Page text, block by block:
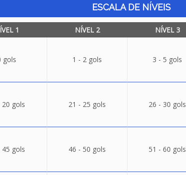
ESCALA DE NÍVEIS
1 NÍVEL 2 NÍVEL 3
gols 1 - 2 gols 3 - 5 gols
20 gols 21 - 25 gols 26 - 30 gols
45 gols 46 - 50 gols 51 - 60 gols